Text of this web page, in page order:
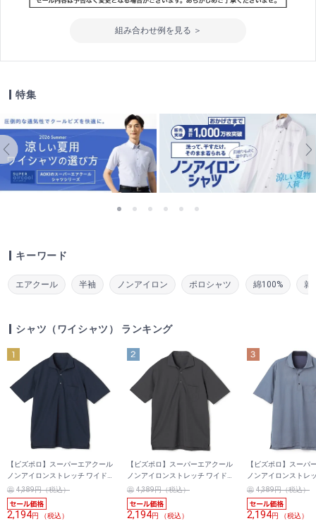
組み合わせ例を見る ＞
特集
キーワード
エアクール 半袖 ノンアイロン ポロシャツ 綿100% 就
シャツ（ワイシャツ） ランキング
【ビズポロ】スーパーエアクール
ノンアイロンストレッチ ワイド
カラーポロシャツ トリコット無
地
4,389円（税込）
2,194円 （税込）
【ビズポロ】スーパーエアクール
ノンアイロンストレッチ ワイド
カラーポロシャツ トリコット無
地
4,389円（税込）
2,194円 （税込）
【ビズポロ】スーパ
ノンアイロンストレ
カラーポロシャツ ト
地
4,389円（税込）
2,194円 （税込）